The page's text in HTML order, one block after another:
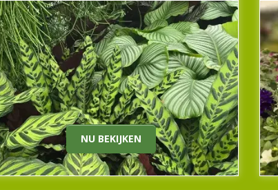
NU BEKIJKEN
Op zoek naar een groene vriend voor in huis? Bij
Beeker Tuincentrum hebben we een mooi
assortiment kamerplanten. Groene
kamerplanten, bloeidene kamerplanten, grote
kamerplanten, cactussen en vetplanten,
arrangementen.
Bekijk ons complete assortiment met vers
geleverde kamerplanten. Kijk ook direct bij onze
potterie voor een mooie bloempot.
Nu bekijken